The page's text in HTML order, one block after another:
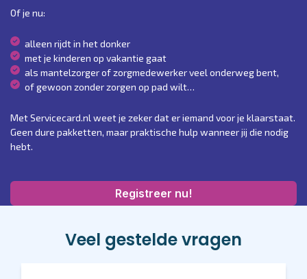
Of je nu:
alleen rijdt in het donker
met je kinderen op vakantie gaat
als mantelzorger of zorgmedewerker veel onderweg bent,
of gewoon zonder zorgen op pad wilt…
MetServicecard.nl weet je zeker dat er iemand voor je klaarstaat.
Geen dure pakketten, maar praktische hulp wanneer jij die nodig
hebt.
Registreer nu!
Veel gestelde vragen